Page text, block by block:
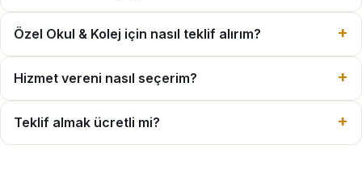
Özel Okul & Kolej için nasıl teklif alırım?
Hizmet vereni nasıl seçerim?
Teklif almak ücretli mi?